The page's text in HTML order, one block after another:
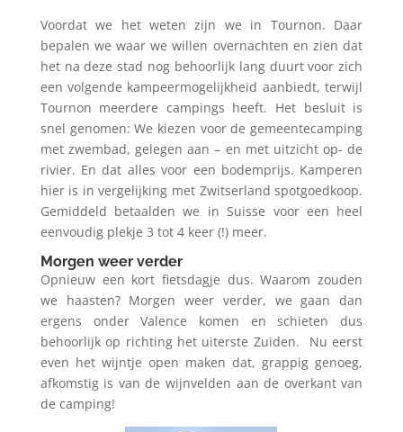
Voordatwe het weten zijn we in Tournon. Daar
bepalen we waar we willen overnachten en zien dat
het na deze stad nog behoorlijk lang duurt voor zich
een volgende kampeermogelijkheid aanbiedt, terwijl
Tournon meerdere campings heeft. Het besluit is
snel genomen: We kiezen voor de gemeentecamping
met zwembad, gelegen aan – en met uitzicht op- de
rivier. En dat alles voor een bodemprijs. Kamperen
hier is in vergelijking met Zwitserland spotgoedkoop.
Gemiddeld betaalden we in Suisse voor een heel
eenvoudig plekje 3 tot 4 keer (!) meer.
Morgen weer verder
Opnieuw een kort fietsdagje dus. Waarom zouden
we haasten? Morgen weer verder, we gaan dan
ergens onder Valence komen en schieten dus
behoorlijk op richting het uiterste Zuiden.
Nu eerst
even het wijntje open maken dat, grappig genoeg,
afkomstig is van de wijnvelden aan de overkant van
de camping!